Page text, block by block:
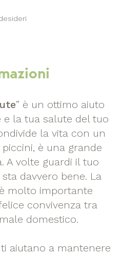
” è un ottimo aiuto
e la tua salute del tuo
la vita con un
è una grande
A volte guardi il tuo
davvero bene. La
molto importante
convivenza tra
domestico.
ti aiutano a mantenere